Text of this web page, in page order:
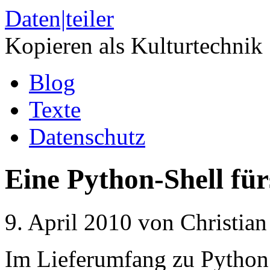
Daten|teiler
Kopieren als Kulturtechnik
Blog
Texte
Datenschutz
Eine Python-Shell
9. April 2010 von
Im Lieferumfang zu